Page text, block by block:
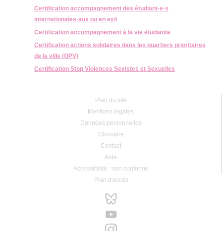
Certification accompagnement des étudiant·e·s
internationales·aux ou en exil
Certification accompagnement à la vie étudiante
Certification actions solidaires dans les quartiers prioritaires
de la ville (QPV)
Certification Stop Violences Sexistes et Sexuelles
Plan du site
Mentions légales
Données personnelles
Glossaire
Contact
Aide
Accessibilité : non conforme
Plan d'accès